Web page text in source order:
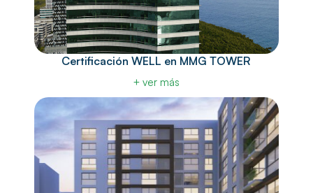
Certificación WELL en MMG TOWER
+ ver más